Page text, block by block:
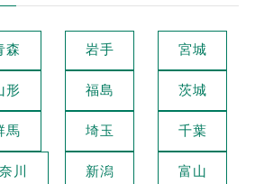
森 岩手 宮城
形 福島 茨城
馬 埼玉 千葉
川 新潟 富山